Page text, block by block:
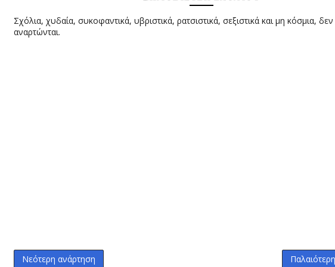
Σχόλια, χυδαία, συκοφαντικά, υβριστικά, ρατσιστικά, σεξιστικά και μη κόσμια,
αναρτώνται.
Νεότερη ανάρτηση